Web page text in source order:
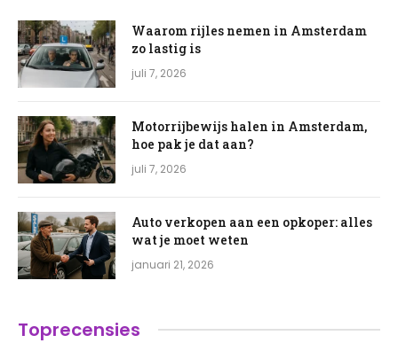
Waarom rijles nemen in Amsterdam
zo lastig is
juli 7, 2026
Motorrijbewijs halen in Amsterdam,
hoe pak je dat aan?
juli 7, 2026
Auto verkopen aan een opkoper: alles
wat je moet weten
januari 21, 2026
Toprecensies